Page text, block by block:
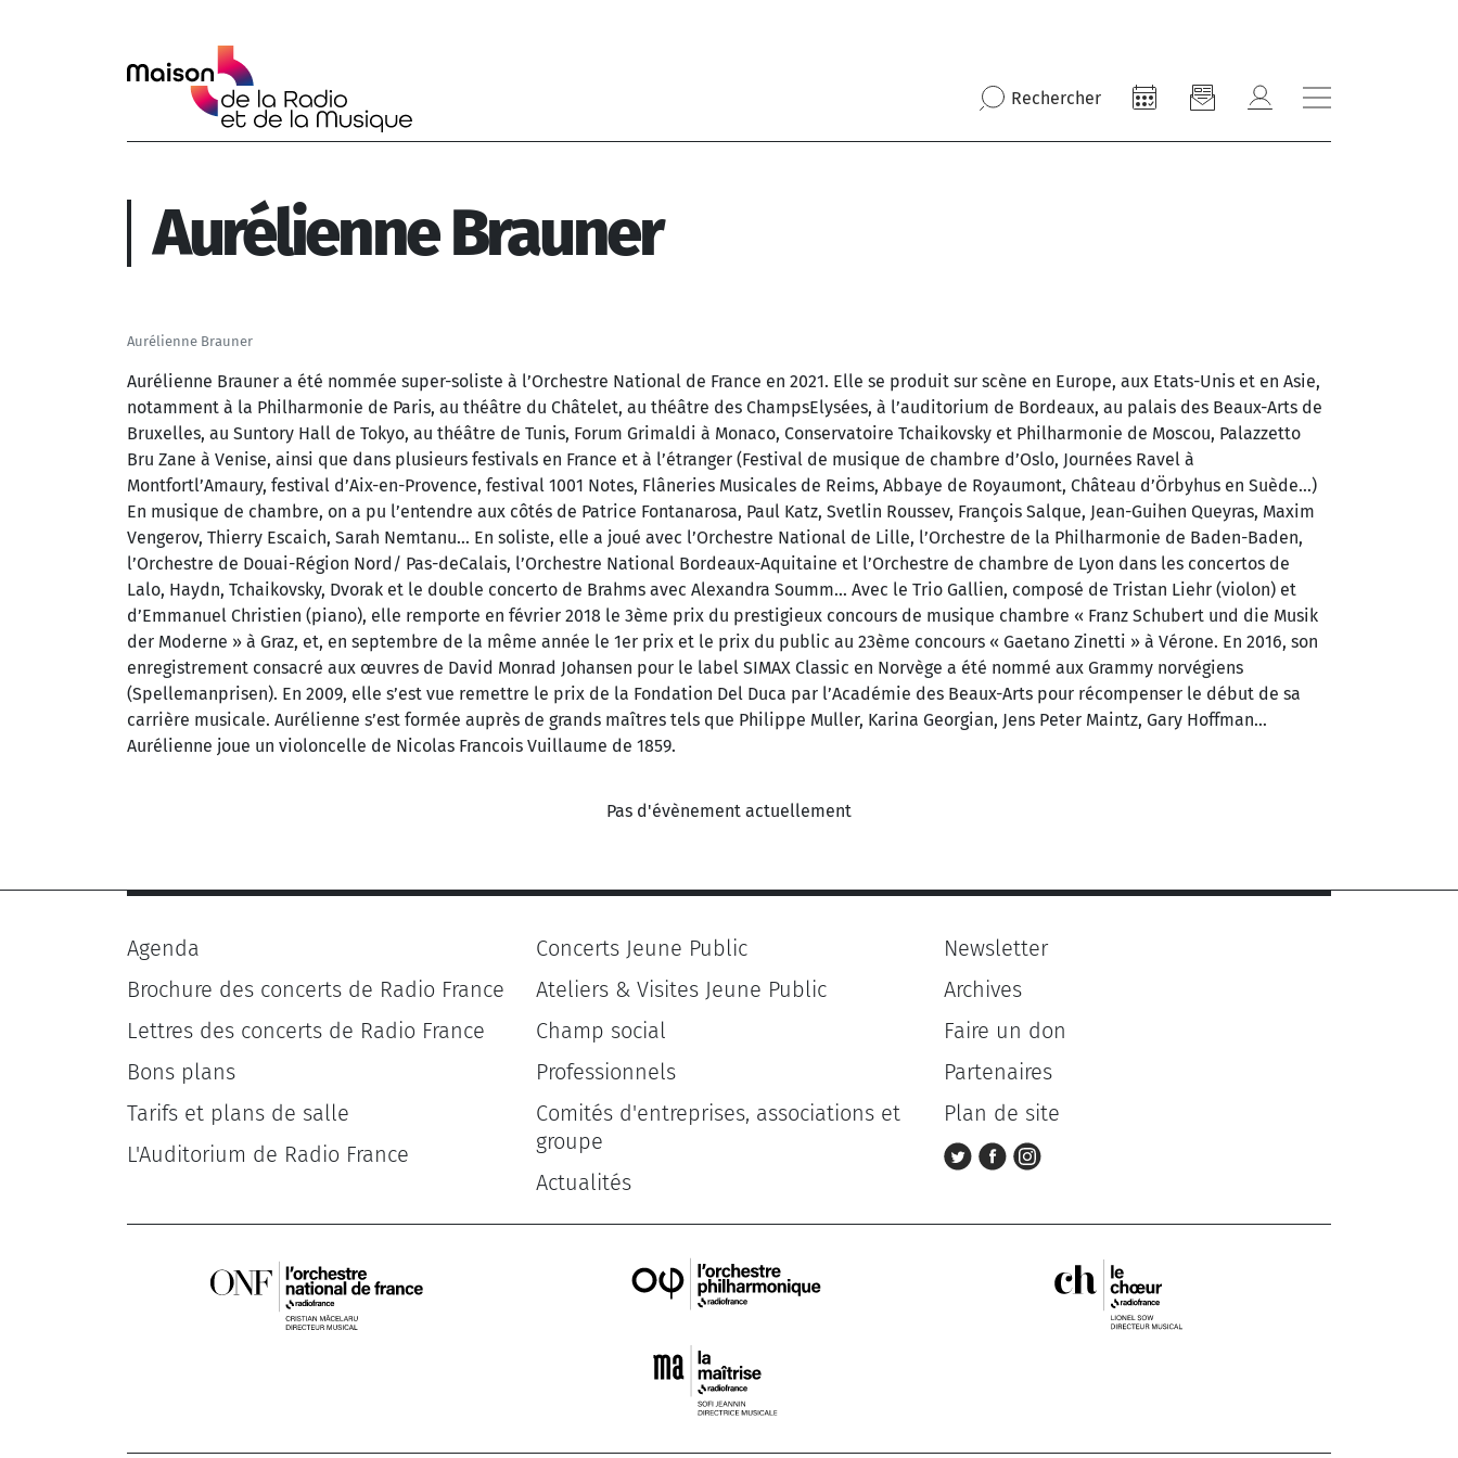
Rechercher
Aurélienne Brauner
Aurélienne Brauner
Aurélienne Brauner a été nommée super-soliste à l’Orchestre National de France en 2021. Elle se produit sur scène en Europe, aux Etats-Unis et en Asie,
notamment à la Philharmonie de Paris, au théâtre du Châtelet, au théâtre des ChampsElysées, à l’auditorium de Bordeaux, au palais des Beaux-Arts de
Bruxelles, au Suntory Hall de Tokyo, au théâtre de Tunis, Forum Grimaldi à Monaco, Conservatoire Tchaikovsky et Philharmonie de Moscou, Palazzetto
Bru Zane à Venise, ainsi que dans plusieurs festivals en France et à l’étranger (Festival de musique de chambre d’Oslo, Journées Ravel à
Montfortl’Amaury, festival d’Aix-en-Provence, festival 1001 Notes, Flâneries Musicales de Reims, Abbaye de Royaumont, Château d’Örbyhus en Suède…)
En musique de chambre, on a pu l’entendre aux côtés de Patrice Fontanarosa, Paul Katz, Svetlin Roussev, François Salque, Jean-Guihen Queyras, Maxim
Vengerov, Thierry Escaich, Sarah Nemtanu… En soliste, elle a joué avec l’Orchestre National de Lille, l’Orchestre de la Philharmonie de Baden-Baden,
l’Orchestre de Douai-Région Nord/ Pas-deCalais, l’Orchestre National Bordeaux-Aquitaine et l’Orchestre de chambre de Lyon dans les concertos de
Lalo, Haydn, Tchaikovsky, Dvorak et le double concerto de Brahms avec Alexandra Soumm… Avec le Trio Gallien, composé de Tristan Liehr (violon) et
d’Emmanuel Christien (piano), elle remporte en février 2018 le 3ème prix du prestigieux concours de musique chambre « Franz Schubert und die Musik
der Moderne » à Graz, et, en septembre de la même année le 1er prix et le prix du public au 23ème concours « Gaetano Zinetti » à Vérone. En 2016, son
enregistrement consacré aux œuvres de David Monrad Johansen pour le label SIMAX Classic en Norvège a été nommé aux Grammy norvégiens
(Spellemanprisen). En 2009, elle s’est vue remettre le prix de la Fondation Del Duca par l’Académie des Beaux-Arts pour récompenser le début de sa
carrière musicale. Aurélienne s’est formée auprès de grands maîtres tels que Philippe Muller, Karina Georgian, Jens Peter Maintz, Gary Hoffman…
Aurélienne joue un violoncelle de Nicolas Francois Vuillaume de 1859.
Pas d'évènement actuellement
Agenda
Brochure des concerts de Radio France
Lettres des concerts de Radio France
Bons plans
Tarifs et plans de salle
L'Auditorium de Radio France
Concerts Jeune Public
Ateliers & Visites Jeune Public
Champ social
Professionnels
Comités d'entreprises, associations et
groupe
Actualités
Newsletter
Archives
Faire un don
Partenaires
Plan de site